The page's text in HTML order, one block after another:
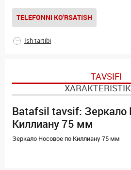
TELEFONNI KO'RSATISH
Ish tartibi
TAVSIFI
Batafsil tavsif: Зеркало
Киллиану 75 мм
Зеркало Носовое по Киллиану 75 мм